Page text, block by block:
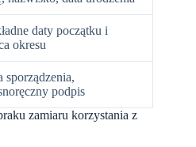
daty początku i
okresu
sporządzenia,
podpis
zamiaru korzystania z